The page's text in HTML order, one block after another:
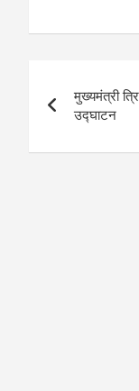
मुख्यमंत्री
उद्घाटन